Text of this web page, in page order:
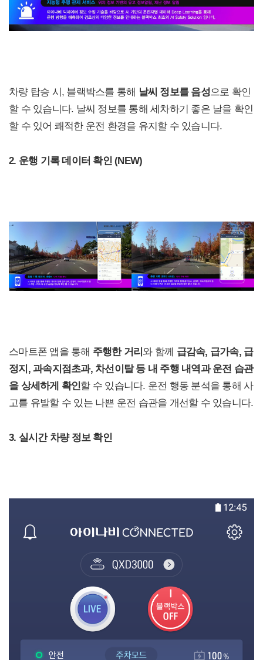
차량 탑승 시, 블랙박스를 통해 날씨 정보를 음성으로 확인
할 수 있습니다. 날씨 정보를 통해 세차하기 좋은 날을 확인
할 수 있어 쾌적한 운전 환경을 유지할 수 있습니다.
2. 운행 기록 데이터 확인 (NEW)
스마트폰 앱을 통해 주행한 거리와 함께 급감속, 급가속, 급
정지, 과속지점초과, 차선이탈 등 내 주행 내역과 운전 습관
을 상세하게 확인할 수 있습니다. 운전 행동 분석을 통해 사
고를 유발할 수 있는 나쁜 운전 습관을 개선할 수 있습니다.
3. 실시간 차량 정보 확인